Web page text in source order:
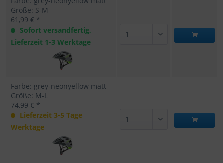
Größe: S-M
61,99 € *
Sofort versandfertig,
Lieferzeit 1-3 Werktage
Farbe: grey-neonyellow matt
Größe: M-L
74,99 € *
Lieferzeit 3-5 Tage
Werktage